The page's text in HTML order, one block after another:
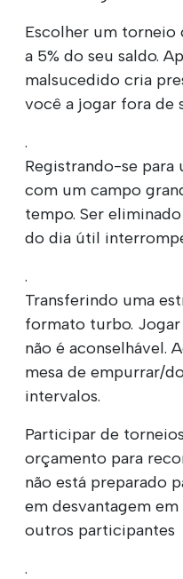
Escolher um
a 5% do seu saldo.
malsucedido cria
você a jogar fora de
.
Registrando-se
com um campo
tempo. Ser
do dia útil
.
Transferindo uma
formato turbo.
não é aconselhável.
mesa de empurrar/
intervalos.
Participar de
orçamento para
não está preparado
em desvantagem
outros participantes
.